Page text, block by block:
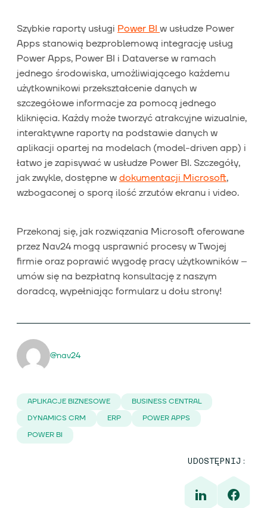
Szybkie raporty usługi Power BI w usłudze Power
Apps stanowią bezproblemową integrację usług
Power Apps, Power BI i Dataverse w ramach
jednego środowiska, umożliwiającego każdemu
użytkownikowi przekształcenie danych w
szczegółowe informacje za pomocą jednego
kliknięcia. Każdy może tworzyć atrakcyjne wizualnie,
interaktywne raporty na podstawie danych w
aplikacji opartej na modelach (model-driven app) i
łatwo je zapisywać w usłudze Power BI. Szczegóły,
jak zwykle, dostępne w dokumentacji Microsoft,
wzbogaconej o sporą ilość zrzutów ekranu i video.
Przekonaj się, jak rozwiązania Microsoft oferowane
przez Nav24 mogą usprawnić procesy w Twojej
firmie oraz poprawić wygodę pracy użytkowników –
umów się na bezpłatną konsultację z naszym
doradcą, wypełniając formularz u dołu strony!
@nav24
APLIKACJE BIZNESOWE
BUSINESS CENTRAL
DYNAMICS CRM
ERP
POWER APPS
POWER BI
UDOSTĘPNIJ: